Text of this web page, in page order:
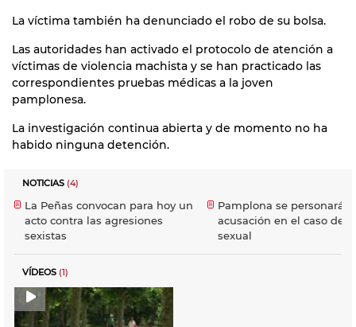
La víctima también ha denunciado el robo de su bolsa.
Las autoridades han activado el protocolo de atención a
víctimas de violencia machista y se han practicado las
correspondientes pruebas médicas a la joven
pamplonesa.
La investigación continua abierta y de momento no ha
habido ninguna detención.
NOTICIAS (4)
La Peñas convocan para hoy un
acto contra las agresiones
sexistas
Pamplona se personará
acusación en el caso de
sexual
VÍDEOS (1)